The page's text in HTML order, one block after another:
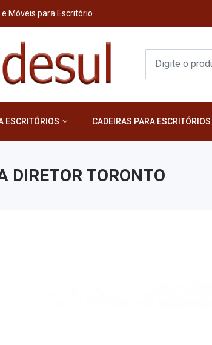
e Móveis para Escritório
ESCRITÓRIOS CADEIRAS PARA ESCRITÓRIOS
DIRETOR TORONTO